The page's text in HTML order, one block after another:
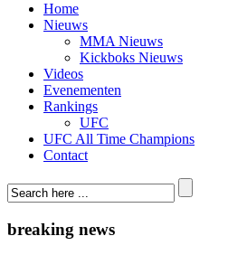
Home
Nieuws
MMA Nieuws
Kickboks Nieuws
Videos
Evenementen
Rankings
UFC
UFC All Time Champions
Contact
breaking news